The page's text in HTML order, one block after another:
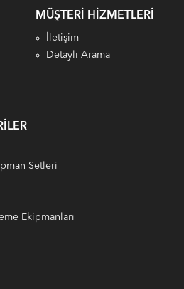
MÜŞTERI HIZMETLERI
İletişim
Detaylı Arama
Setleri
Ekipmanları